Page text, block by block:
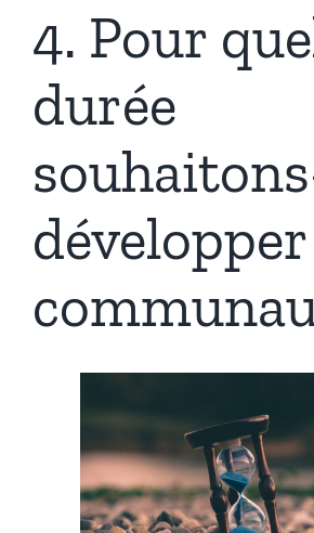
4. Pour
durée